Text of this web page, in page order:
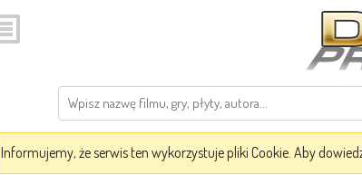
Informujemy, że serwis ten wykorzystuje pliki Cookie. Aby